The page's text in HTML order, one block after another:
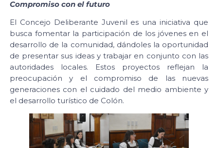
Compromiso con el futuro
El Concejo Deliberante Juvenil es una iniciativa que
busca fomentar la participación de los jóvenes en el
desarrollo de la comunidad, dándoles la oportunidad
de presentar sus ideas y trabajar en conjunto con las
autoridades locales. Estos proyectos reflejan la
preocupación y el compromiso de las nuevas
generaciones con el cuidado del medio ambiente y
el desarrollo turístico de Colón.